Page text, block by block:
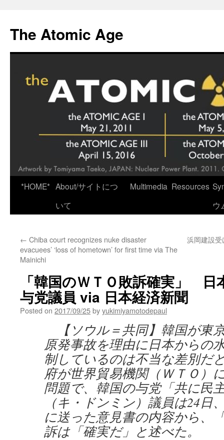
content
The Atomic Age
*HOME* About/サイトにつ
いて
Multimedia Resources
ウ
← Chiba court recognizes nuke disaster
evacuees’ ‘loss of hometown’ for first time via The
Mainichi
浜岡建設
「韓国のＷＴＯ敗訴確実」 日
与党議員 via 日本経済新聞
Posted on 2017/09/25byyukimiyamotodepaul
【ソウル＝共同】韓国が東
原発事故を理由に日本からの
制しているのは不当な差別だ
府が世界貿易機関（ＷＴＯ）
問題で、韓国の与党「共に民
（キ・ドンミン）議員は24日
に送った意見書の内容から、
訴は「確実だ」と述べた。